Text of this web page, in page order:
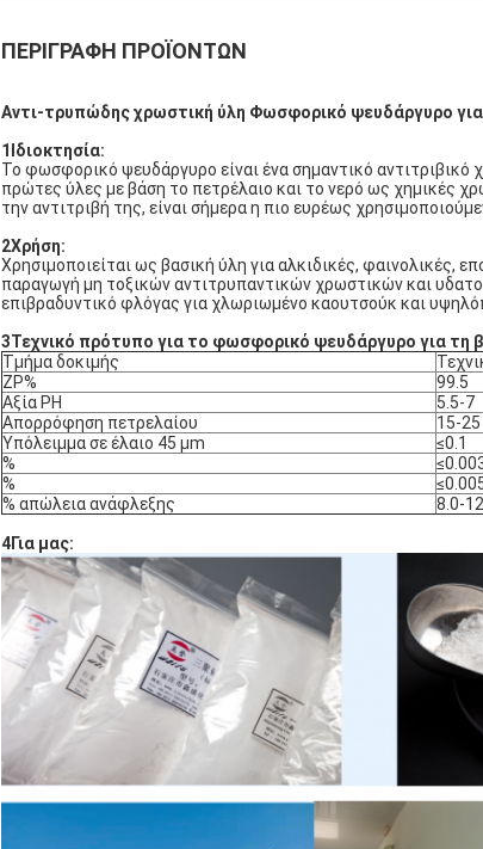
ΠΕΡΙΓΡΑΦΉ ΠΡΟΪΌΝΤΩΝ
Αντι-τρυπώδης χρωστική ύλη Φωσφορικό ψευδάργυρο για
1Ιδιοκτησία:
Το φωσφορικό ψευδάργυρο είναι ένα σημαντικό αντιτριβικό
πρώτες ύλες με βάση το πετρέλαιο και το νερό ως χημικές
την αντιτριβή της, είναι σήμερα η πιο ευρέως
2Χρήση:
Χρησιμοποιείται ως βασική ύλη για αλκιδικές, φαινολικές,
παραγωγή μη τοξικών αντιτρυπαντικών χρωστικών και
επιβραδυντικό φλόγας για χλωριωμένο καουτσούκ και
3Τεχνικό πρότυπο για το φωσφορικό ψευδάργυρο για τη
Τμήμα δοκιμής
ZP%
99.5
Αξία PH
5.5-7
Απορρόφηση πετρελαίου
15-25
Υπόλειμμα σε έλαιο 45 μm
≤0.1
%
≤
%
% απώλεια ανάφλεξης
8.0-
4Για μας: